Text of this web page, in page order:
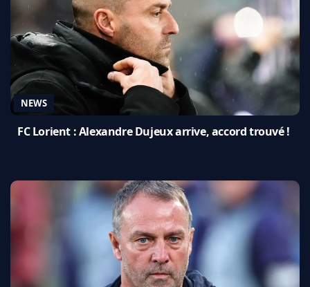
NEWS
FC Lorient : Alexandre Dujeux arrive, accord trouvé !